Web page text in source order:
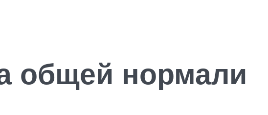
общей нормали